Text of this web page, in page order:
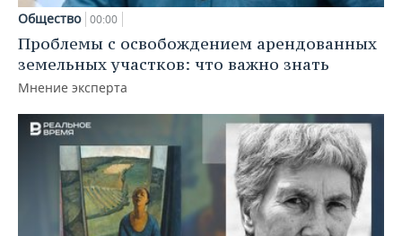
Общество 00:00
Проблемы с освобождением арендованных
земельных участков: что важно знать
Мнение эксперта